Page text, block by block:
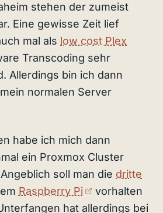
stehen der zumeist
Eine gewisse Zeit lief
mal als low cost Plex
Transcoding sehr
Allerdings bin ich dann
normalen Server
habe ich mich dann
ein Proxmox Cluster
soll man die dritte
Raspberry Pi (externer
vorhalten
hat allerdings bei